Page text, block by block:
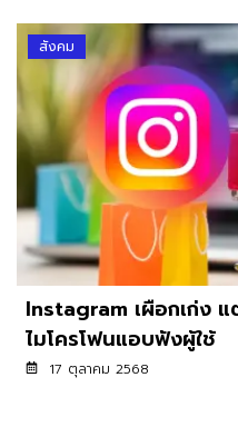
สังคม
Instagram เผือกเก่ง
ไมโครโฟนแอบฟังผู้ใช้
17 ตุลาคม 2568